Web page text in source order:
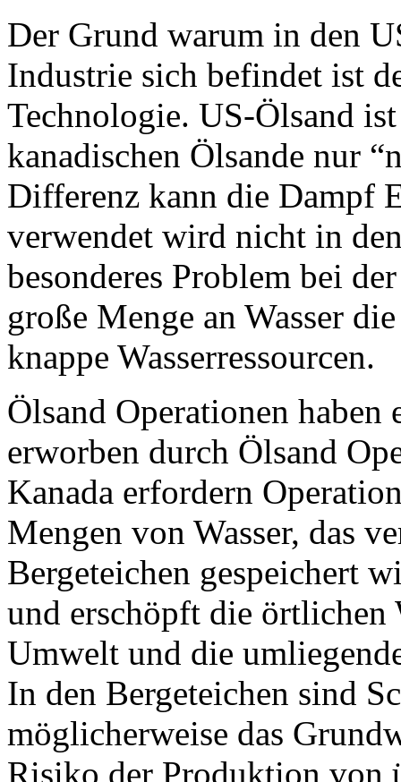
Der Grund warum in den
Industrie sich befindet ist
Technologie. US-Ölsand
kanadischen Ölsande nur
Differenz kann die Dampf
verwendet wird nicht in
besonderes Problem bei
große Menge an Wasser
knappe Wasserressourcen.
Ölsand Operationen haben
erworben durch Ölsand
Kanada erfordern
Mengen von Wasser, das
Bergeteichen gespeichert
und erschöpft die örtlichen
Umwelt und die
In den Bergeteichen sind
möglicherweise das
Risiko der Produktion von